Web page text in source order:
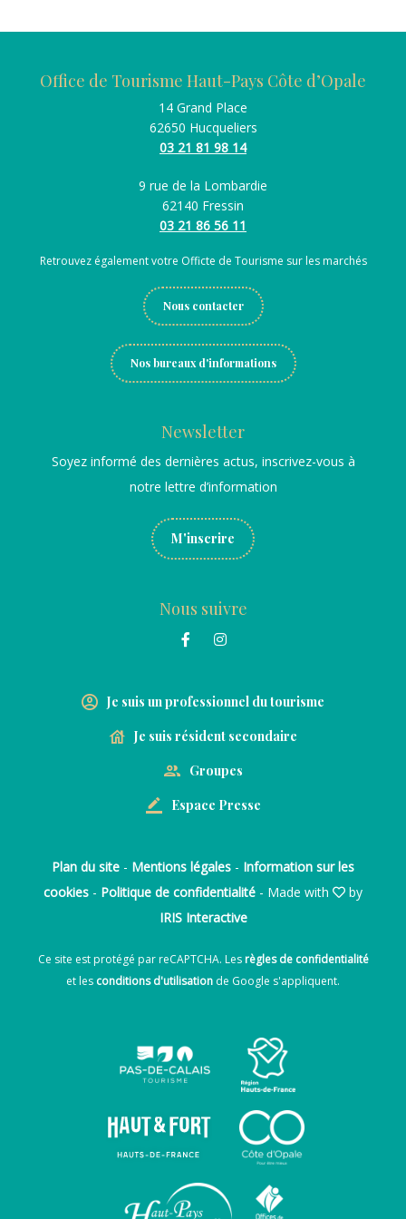
Office de Tourisme Haut-Pays Côte d’Opale
14 Grand Place
62650 Hucqueliers
03 21 81 98 14
9 rue de la Lombardie
62140 Fressin
03 21 86 56 11
Retrouvez également votre Officte de Tourisme sur les marchés
Nous contacter
Nos bureaux d'informations
Newsletter
Soyez informé des dernières actus, inscrivez-vous à
notre lettre d’information
M'inscrire
Nous suivre
Je suis un professionnel du tourisme
Je suis résident secondaire
Groupes
Espace Presse
Plan du site - Mentions légales - Information sur les
cookies - Politique de confidentialité - Made with
by
IRIS Interactive
Ce site est protégé par reCAPTCHA. Lesrègles de confidentialité
et les conditions d'utilisation de Google s'appliquent.